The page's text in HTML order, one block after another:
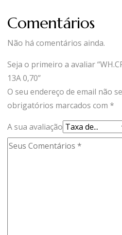
Comentários
Não há comentários ainda.
Seja o primeiro a avaliar
13A 0,70”
O seu endereço de email não
obrigatórios marcados com *
A sua avaliação